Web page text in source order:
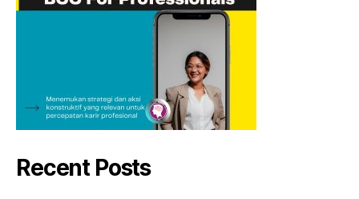
Recent Posts